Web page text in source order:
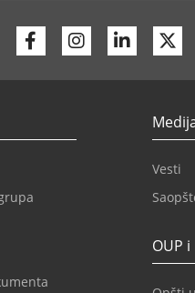
FacebookInstagram
Linkedin
Vesti
OUP